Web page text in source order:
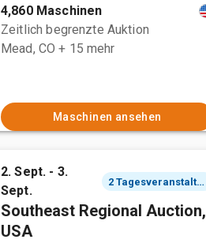
4,860 Maschinen
Zeitlich begrenzte Auktion
Mead, CO + 15 mehr
Maschinen ansehen
2. Sept. - 3.
Sept.
2 Tagesveranstaltung
Southeast Regional Auction,
USA